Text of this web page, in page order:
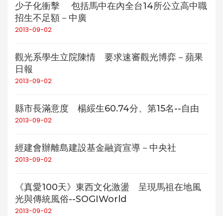
少子化衝擊 包括馬中在內全台14所公立高中職
招生不足額－中廣
2013-09-02
觀光系學生立院陳情 要求速審觀光博弈－蘋果
日報
2013-09-02
縣市長滿意度 楊綏生60.74分、第15名--自由
2013-09-02
經建會辦離島建設基金融資宣導－中央社
2013-09-02
《真愛100天》東西文化激盪 呈現馬祖在地風
光與傳統風俗--SOGIWorld
2013-09-02